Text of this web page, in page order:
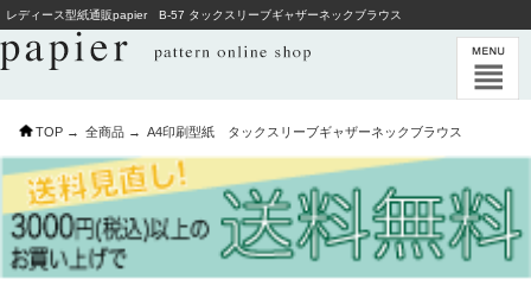
レディース型紙通販papier B-57 タックスリーブギャザーネックブラウス
TOP → 全商品 → A4印刷型紙 タックスリーブギャザーネックブラウス